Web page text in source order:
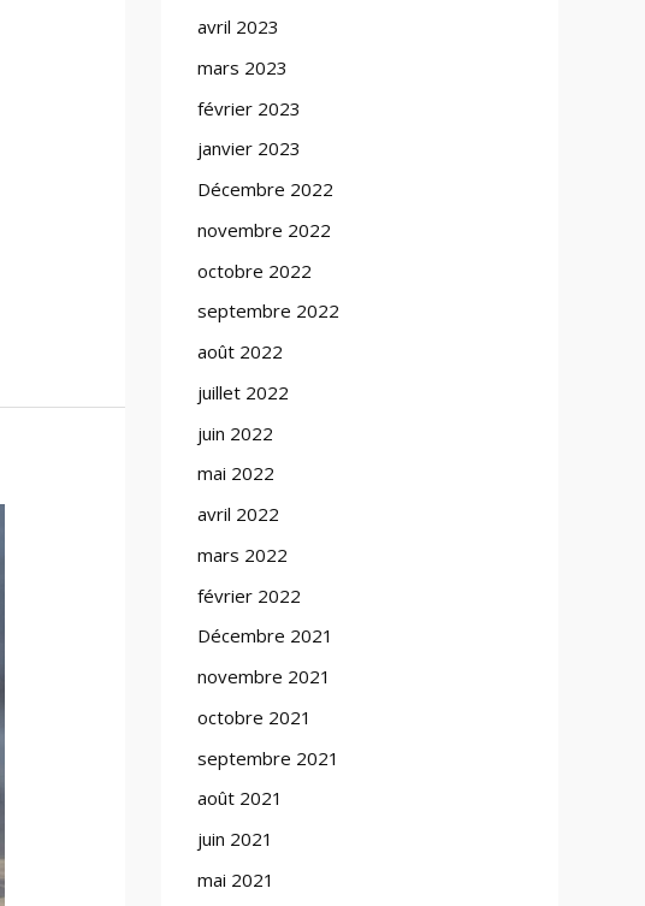
avril 2023
mars 2023
février 2023
janvier 2023
Décembre 2022
novembre 2022
octobre 2022
septembre 2022
août 2022
juillet 2022
juin 2022
mai 2022
avril 2022
mars 2022
février 2022
Décembre 2021
novembre 2021
octobre 2021
septembre 2021
août 2021
juin 2021
mai 2021